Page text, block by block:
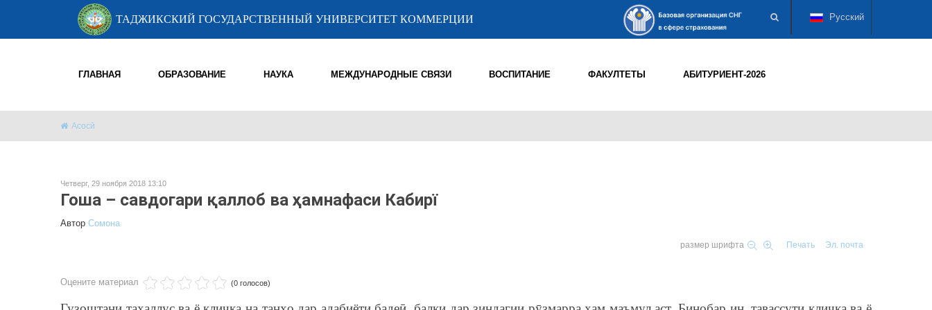
ТАДЖИКСКИЙ ГОСУДАРСТВЕННЫЙ УНИВЕРСИТЕТ КОММЕРЦИИ Русский
ГЛАВНАЯ ОБРАЗОВАНИЕ НАУКА МЕЖДУНАРОДНЫЕ СВЯЗИ ВОСПИТАНИЕ ФАКУЛТЕТЫ АБИТУРИЕНТ-2026
Асосӣ
Четверг, 29 ноября 2018 13:10
Гоша – савдогари қаллоб ва ҳамнафаси Кабирї
Автор Cомона
размер шрифта Печать Эл. почта
Оцените материал (0 голосов)